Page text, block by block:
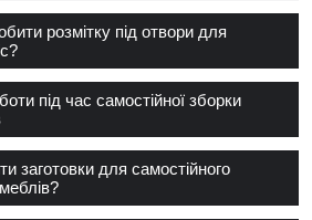
розмітку під отвори для
під час самостійної зборки
заготовки для самостійного